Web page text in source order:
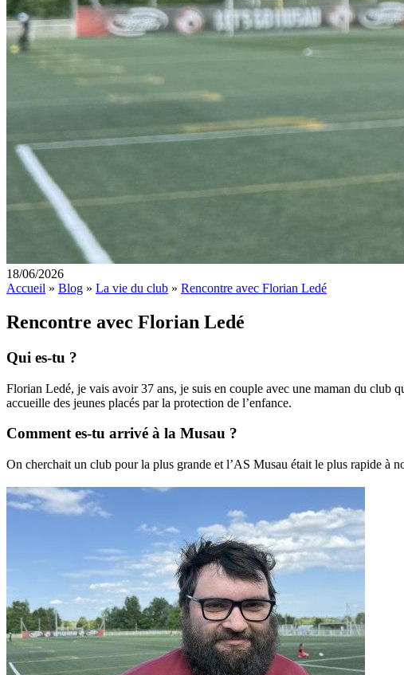
18/06/2026
Accueil » Blog » La vie du club » Rencontre avec Florian Ledé
Rencontre avec Florian Ledé
Qui es-tu ?
Florian Ledé, je vais avoir 37 ans, je suis en couple avec une maman du
accueille des jeunes placés par la protection de l’enfance.
Comment es-tu arrivé à la Musau ?
On cherchait un club pour la plus grande et l’AS Musau était le plus rapide à